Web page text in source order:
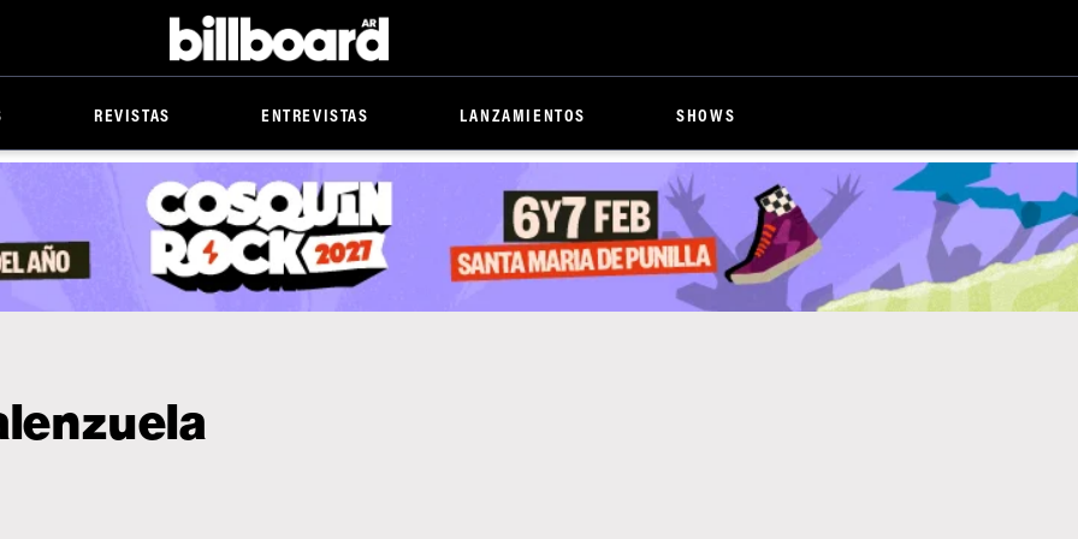
Billboard
REVISTAS ENTREVISTAS LANZAMIENTOS SHOWS